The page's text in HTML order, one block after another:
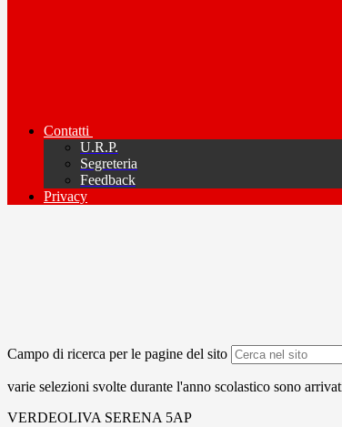
Contatti
U.R.P.
Segreteria
Feedback
Privacy
Campo di ricerca per le pagine del sito
varie selezioni svolte durante l'anno scolastico sono
VERDEOLIVA SERENA 5AP